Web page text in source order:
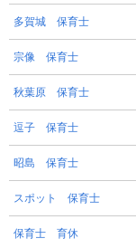
多賀城 保育士
宗像 保育士
秋葉原 保育士
逗子 保育士
昭島 保育士
スポット 保育士
保育士 育休